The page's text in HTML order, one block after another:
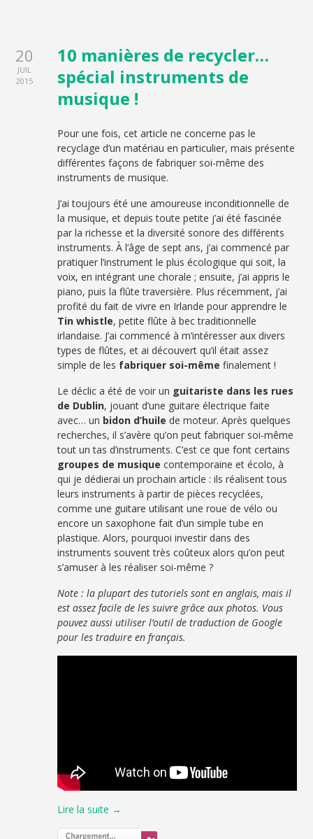
20
JUIL
2015
10 manières de recycler…
spécial instruments de
musique !
Pour une fois, cet article ne concerne pas le
recyclage d’un matériau en particulier, mais présente
différentes façons de fabriquer soi-même des
instruments de musique.
J’ai toujours été une amoureuse inconditionnelle de
la musique, et depuis toute petite j’ai été fascinée
par la richesse et la diversité sonore des différents
instruments. À l’âge de sept ans, j’ai commencé par
pratiquer l’instrument le plus écologique qui soit, la
voix, en intégrant une chorale ; ensuite, j’ai appris le
piano, puis la flûte traversière. Plus récemment, j’ai
profité du fait de vivre en Irlande pour apprendre le
Tin whistle, petite flûte à bec traditionnelle
irlandaise. J’ai commencé à m’intéresser aux divers
types de flûtes, et ai découvert qu’il était assez
simple de les fabriquer soi-même finalement !
Le déclic a été de voir un guitariste dans les rues
de Dublin, jouant d’une guitare électrique faite
avec… un bidon d’huile de moteur. Après quelques
recherches, il s’avère qu’on peut fabriquer soi-même
tout un tas d’instruments. C’est ce que font certains
groupes de musique contemporaine et écolo, à
qui je dédierai un prochain article : ils réalisent tous
leurs instruments à partir de pièces recyclées,
comme une guitare utilisant une roue de vélo ou
encore un saxophone fait d’un simple tube en
plastique. Alors, pourquoi investir dans des
instruments souvent très coûteux alors qu’on peut
s’amuser à les réaliser soi-même ?
Note : la plupart des tutoriels sont en anglais, mais il
est assez facile de les suivre grâce aux photos. Vous
pouvez aussi utiliser l’outil de traduction de Google
pour les traduire en français.
Lire la suite →